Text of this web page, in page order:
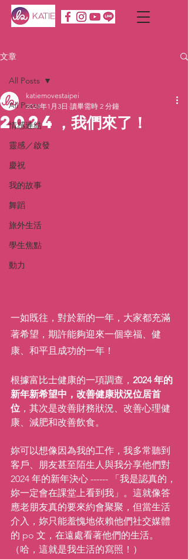
文章
All Posts
情感連結
靈感／啟發
慶祝
我的故事
舞蹈
旅外生活
學生焦點
動力
All Posts
2024，我們來了！
katiemovestaipei
2024年1月3日 讀畢需時 2 分鐘
一如既往，對於新的一年，大家都充滿
著希望，期許能夠迎來一個幸福、健
康、和平且成功的一年！
根據富比士健康的一項調查， 2024 年的
新年新希望中，改善健康狀況位居首
位 ，其次是改善財務狀況、改善心理健
康、減肥和改善飲食。
妳可以想像因為我的工作，我多常聽到
客戶、朋友甚至陌生人與我分享他們對
2024 年的新年決心 ------ 「我是認真的，
妳一定會在課堂上看到我」。這就像答
應老朋友真的要來約會聚聚，但當生活
介入，妳只能羞愧地依賴他們社交媒體
的 po 文，在遠處看著他們的生活。
（哈，這就是我生活的寫照！）